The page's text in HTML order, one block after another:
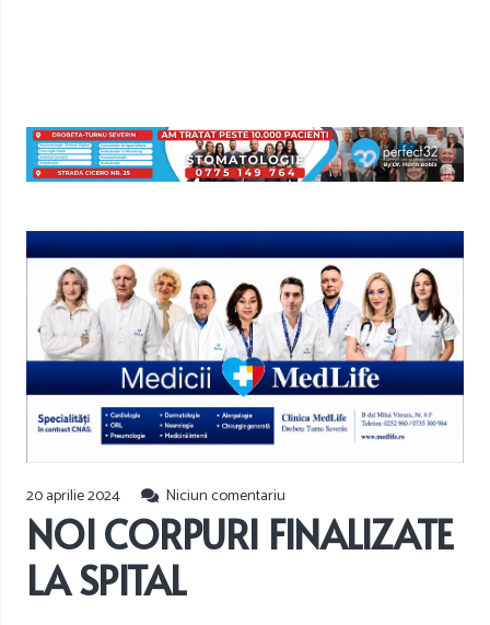
20 aprilie 2024 Niciun comentariu
NOI CORPURI FINALIZATE
LA SPITAL